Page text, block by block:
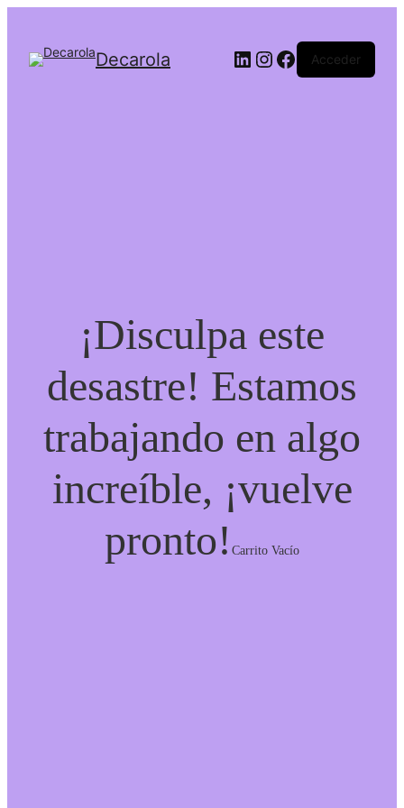
Decarola LinkedIn
Instagram
Facebook
Acceder
¡Disculpa este
desastre! Estamos
trabajando en algo
increíble, ¡vuelve
pronto!